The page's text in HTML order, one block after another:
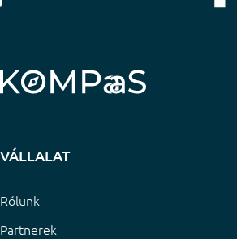
VÁLLALAT
Rólunk
Partnerek